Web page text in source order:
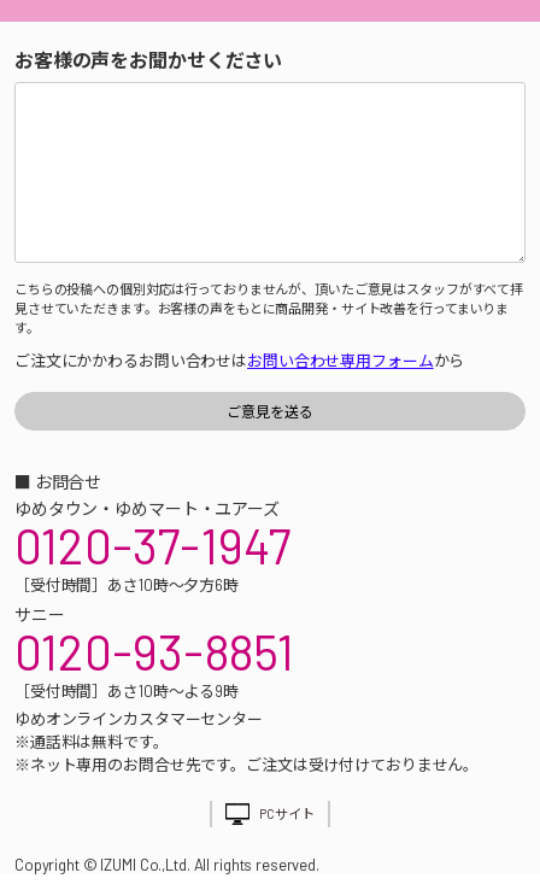
お客様の声をお聞かせください
こちらの投稿への個別対応は行っておりませんが、頂いたご意見はスタッフがすべて拝
見させていただきます。お客様の声をもとに商品開発・サイト改善を行ってまいりま
す。
ご注文にかかわるお問い合わせはお問い合わせ専用フォームから
■ お問合せ
ゆめタウン・ゆめマート・ユアーズ
0120-37-1947
［受付時間］あさ10時～夕方6時
サニー
0120-93-8851
［受付時間］あさ10時～よる9時
ゆめオンラインカスタマーセンター
※通話料は無料です。
※ネット専用のお問合せ先です。ご注文は受け付けておりません。
PCサイト
Copyright © IZUMI Co.,Ltd. All rights reserved.